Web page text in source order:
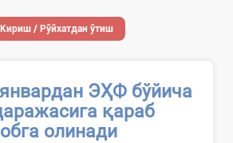
Кириш / Рўйхатдан ўтиш
ЭҲФ бўйича
қараб
олинади